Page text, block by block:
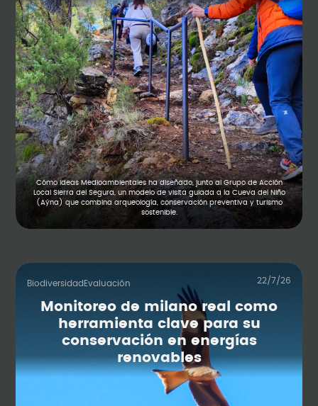
Cómo Ideas Medioambientales ha diseñado, junto al Grupo de Acción
Local Sierra del Segura, un modelo de visita guiada a la Cueva del Niño
(Aýna) que combina arqueología, conservación preventiva y turismo
sostenible.
Biodiversidad Evaluación 22/7/26
Monitoreo de milano real como
herramienta clave para su
conservación en energías
renovables